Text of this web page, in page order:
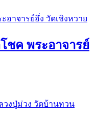
ชค พระอาจารย์